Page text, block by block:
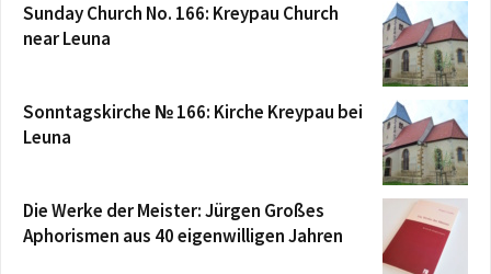
Sunday Church No. 166: Kreypau Church
near Leuna
Sonntagskirche № 166: Kirche Kreypau bei
Leuna
Die Werke der Meister: Jürgen Großes
Aphorismen aus 40 eigenwilligen Jahren